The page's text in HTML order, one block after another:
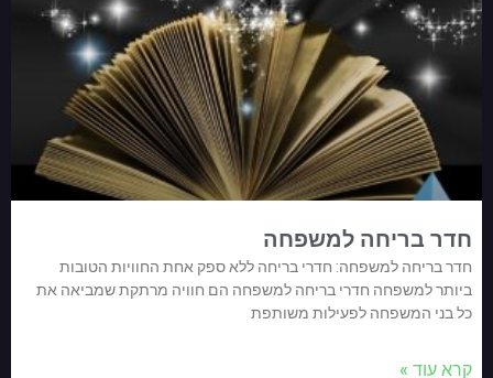
חדר בריחה למשפחה
חדר בריחה למשפחה: חדרי בריחה ללא ספק אחת החוויות הטובות
ביותר למשפחה חדרי בריחה למשפחה הם חוויה מרתקת שמביאה את
כל בני המשפחה לפעילות משותפת
קרא עוד »